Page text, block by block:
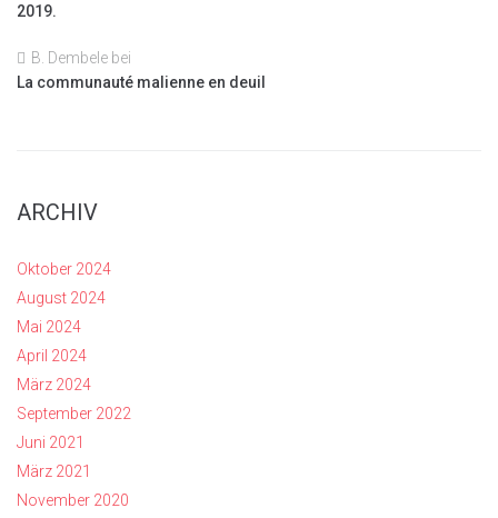
2019.
B. Dembele bei
La communauté malienne en deuil
ARCHIV
Oktober 2024
August 2024
Mai 2024
April 2024
März 2024
September 2022
Juni 2021
März 2021
November 2020